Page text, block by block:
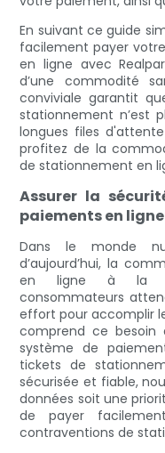
En suivant ce guide
facilement payer
en ligne avec
d’une commodité
conviviale garantit
stationnement n’est
longues files
profitez de la
de stationnement en
Assurer la
paiements en
Dans le monde
d’aujourd’hui, la
en ligne à la
consommateurs
effort pour accomplir
comprend ce
système de
tickets de
sécurisée et fiable,
données soit une
de payer
contraventions de